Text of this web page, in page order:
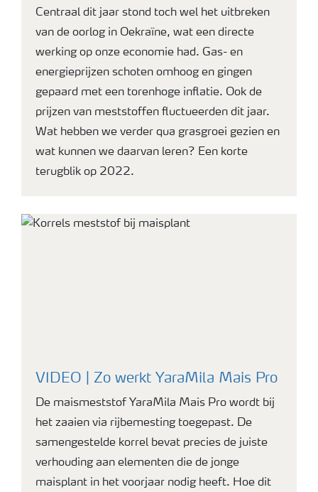
Centraal dit jaar stond toch wel het uitbreken
van de oorlog in Oekraïne, wat een directe
werking op onze economie had. Gas- en
energieprijzen schoten omhoog en gingen
gepaard met een torenhoge inflatie. Ook de
prijzen van meststoffen fluctueerden dit jaar.
Wat hebben we verder qua grasgroei gezien en
wat kunnen we daarvan leren? Een korte
terugblik op 2022.
VIDEO | Zo werkt YaraMila Mais Pro
De maismeststof YaraMila Mais Pro wordt bij
het zaaien via rijbemesting toegepast. De
samengestelde korrel bevat precies de juiste
verhouding aan elementen die de jonge
maisplant in het voorjaar nodig heeft. Hoe dit